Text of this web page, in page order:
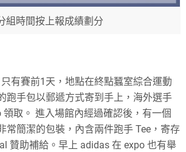
組時間按上報成績劃分
有賽前1天，地點在終點蠶室綜合運動
跑手包以郵遞方式寄到手上，海外選手
領取。 進入場館內經過確認後，有一個
常簡潔的包裝，內含兩件跑手 Tee，寄存
贊助補給。早上 adidas 在 expo 也有舉